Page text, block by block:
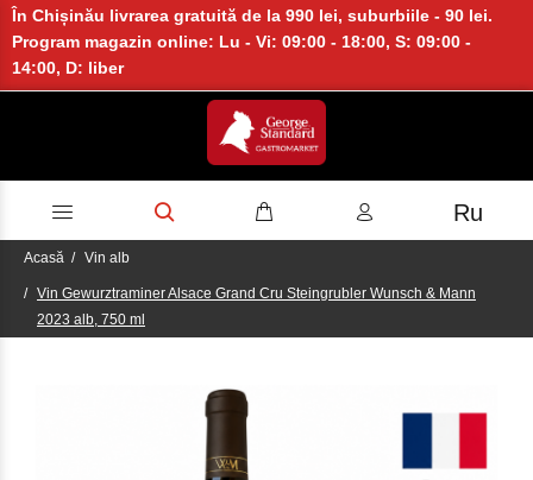
În Chișinău livrarea gratuită de la 990 lei, suburbiile - 90 lei.
Program magazin online: Lu - Vi: 09:00 - 18:00, S: 09:00 -
14:00, D: liber
Ru
Acasă Vin alb
Vin Gewurztraminer Alsace Grand Cru Steingrubler Wunsch & Mann
2023 alb, 750 ml